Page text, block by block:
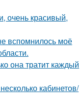
очень красивый,
вспомнилось моё
она тратит каждый
кабинетов/